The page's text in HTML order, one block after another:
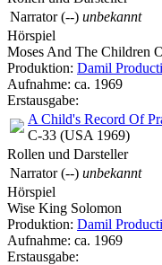
Narrator (--) unbekannt
Hörspiel
Moses And The Children
Produktion: Damil
Aufnahme: ca. 1969
Erstausgabe:
A Child's Record Of
C-33 (USA 1969)
Rollen und Darsteller
Narrator (--) unbekannt
Hörspiel
Wise King Solomon
Produktion: Damil
Aufnahme: ca. 1969
Erstausgabe: